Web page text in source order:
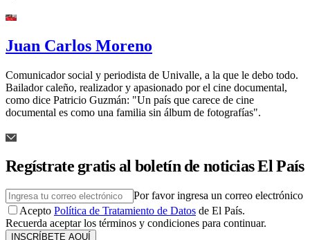
Juan Carlos Moreno
Comunicador social y periodista de Univalle, a la que le debo todo.
Bailador caleño, realizador y apasionado por el cine documental,
como dice Patricio Guzmán: "Un país que carece de cine
documental es como una familia sin álbum de fotografías".
Regístrate gratis al boletín de noticias El País
Por favor ingresa un correo electrónico
Acepto Política de Tratamiento de Datos de El País.
Recuerda aceptar los términos y condiciones para continuar.
INSCRÍBETE AQUÍ